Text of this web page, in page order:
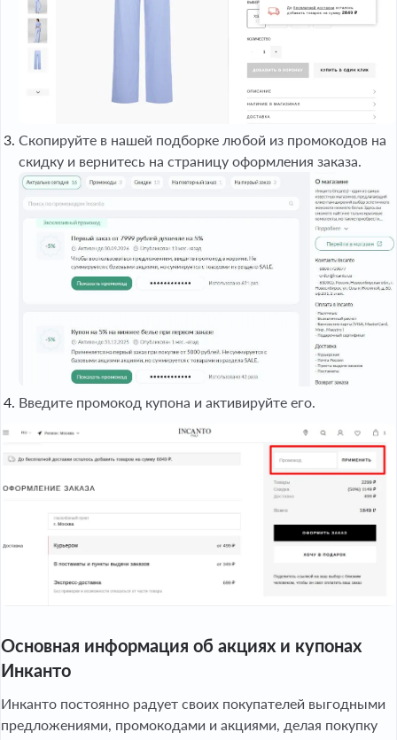
Скопируйте в нашей подборке любой из промокодов на
скидку и вернитесь на страницу оформления заказа.
Введите промокод купона и активируйте его.
Основная информация об акциях и купонах
Инканто
Инканто постоянно радует своих покупателей выгодными
предложениями, промокодами и акциями, делая покупку